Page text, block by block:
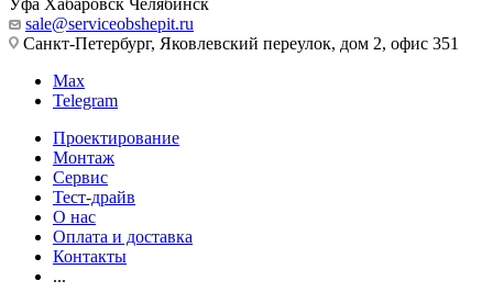
Уфа Хабаровск Челябинск
sale@serviceobshepit.ru
Санкт-Петербург, Яковлевский переулок, дом 2, офис 351
Max
Telegram
Проектирование
Монтаж
Сервис
Тест-драйв
О нас
Оплата и доставка
Контакты
...